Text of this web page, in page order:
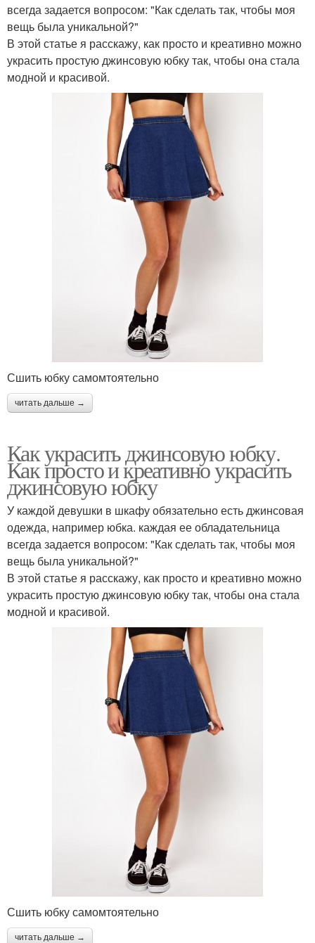
всегда задается вопросом: "Как сделать так, чтобы моя
вещь была уникальной?"
В этой статье я расскажу, как просто и креативно можно
украсить простую джинсовую юбку так, чтобы она стала
модной и красивой.
Сшить юбку самомтоятельно
читать дальше →
Как украсить джинсовую юбку.
Как просто и креативно украсить
джинсовую юбку
У каждой девушки в шкафу обязательно есть джинсовая
одежда, например юбка. каждая ее обладательница
всегда задается вопросом: "Как сделать так, чтобы моя
вещь была уникальной?"
В этой статье я расскажу, как просто и креативно можно
украсить простую джинсовую юбку так, чтобы она стала
модной и красивой.
Сшить юбку самомтоятельно
читать дальше →